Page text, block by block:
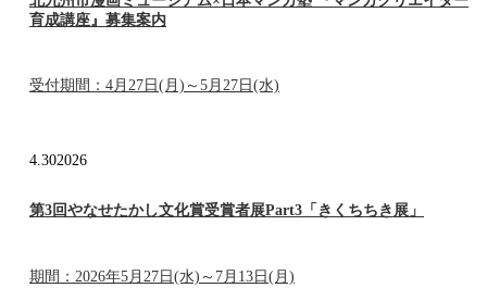
育成講座』募集案内
受付期間：4月27日(月)～5月27日(水)
4.302026
第3回やなせたかし文化賞受賞者展Part3「きくちちき展」
期間：2026年5月27日(水)～7月13日(月)